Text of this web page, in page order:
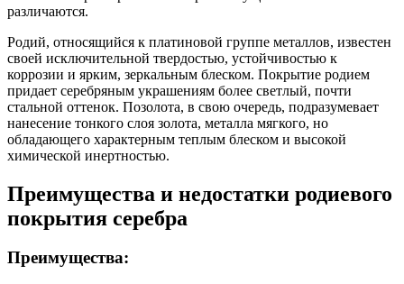
различаются.
Родий, относящийся к платиновой группе металлов, известен
своей исключительной твердостью, устойчивостью к
коррозии и ярким, зеркальным блеском. Покрытие родием
придает серебряным украшениям более светлый, почти
стальной оттенок. Позолота, в свою очередь, подразумевает
нанесение тонкого слоя золота, металла мягкого, но
обладающего характерным теплым блеском и высокой
химической инертностью.
Преимущества и недостатки родиевого
покрытия серебра
Преимущества: